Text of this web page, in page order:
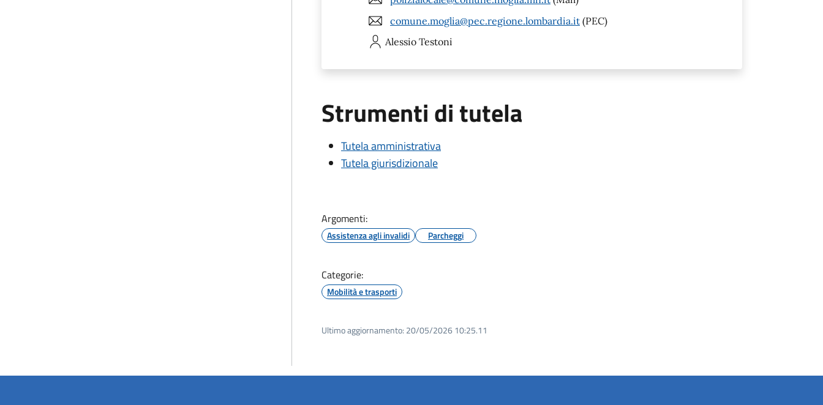
comune.moglia@pec.regione.lombardia.it (PEC)
Alessio Testoni
Strumenti di tutela
Tutela amministrativa
Tutela giurisdizionale
Argomenti:
Assistenza agli invalidi Parcheggi
Categorie:
Mobilità e trasporti
Ultimo aggiornamento: 20/05/2026 10:25.11